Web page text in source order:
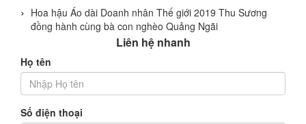
Hoa hậu Áo dài Doanh nhân Thế giới 2019 Thu Sương
đồng hành cùng bà con nghèo Quảng Ngãi
Liên hệ nhanh
Họ tên
Số điện thoại